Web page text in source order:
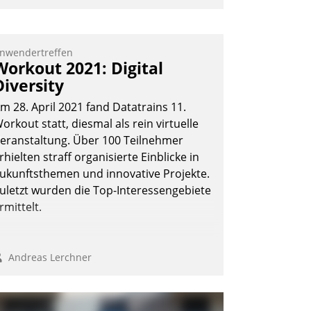
dem Laufenden bleiben, Daten
und ändern oder
abgeben – rund um
Uhr.
Andreas Lerchner
2021: Digital
28. April 2021 fand Datatrains 11.
statt, diesmal als rein virtuelle
Über 100 Teilnehmer
straff organisierte Einblicke in
und innovative Projekte.
wurden die Top-Interessengebiete
Andreas Lerchner